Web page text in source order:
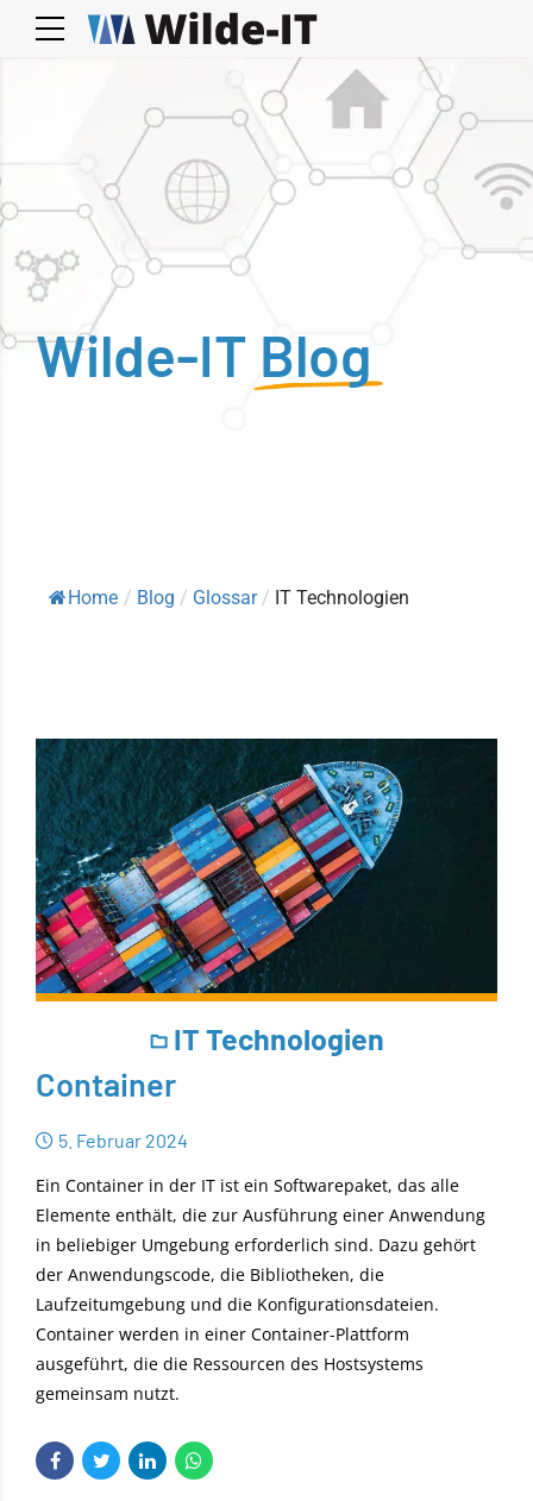
Wilde-IT Blog
Home / Blog / Glossar / IT Technologien
IT Technologien
Container
5. Februar 2024
Ein Container in der IT ist ein Softwarepaket, das alle
Elemente enthält, die zur Ausführung einer Anwendung
in beliebiger Umgebung erforderlich sind. Dazu gehört
der Anwendungscode, die Bibliotheken, die
Laufzeitumgebung und die Konfigurationsdateien.
Container werden in einer Container-Plattform
ausgeführt, die die Ressourcen des Hostsystems
gemeinsam nutzt.